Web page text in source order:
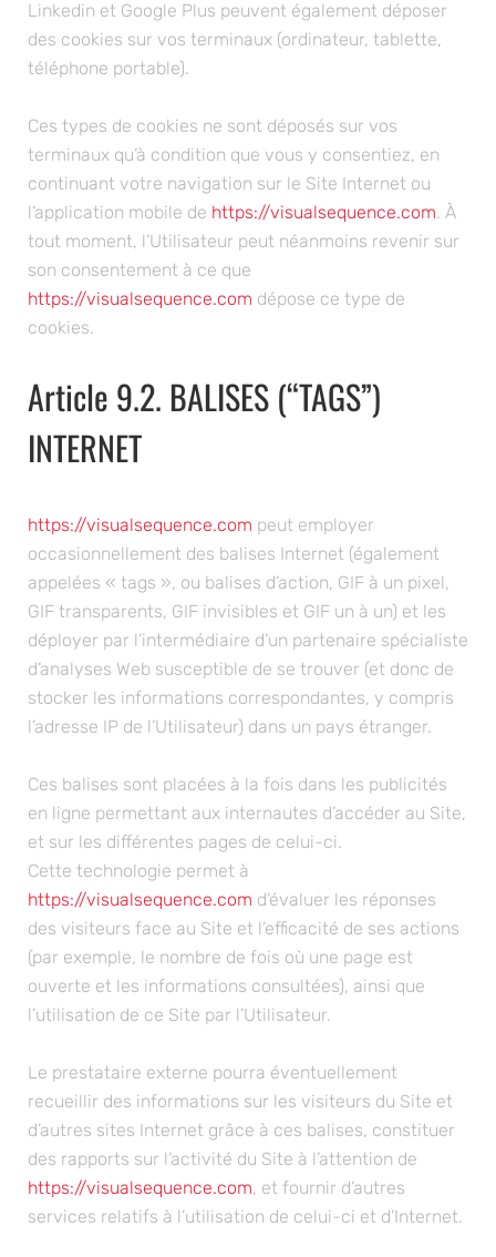
Linkedin et Google Plus peuvent également déposer
des cookies sur vos terminaux (ordinateur, tablette,
téléphone portable).
Ces types de cookies ne sont déposés sur vos
terminaux qu’à condition que vous y consentiez, en
continuant votre navigation sur le Site Internet ou
l’application mobile de https://visualsequence.com . À
tout moment, l’Utilisateur peut néanmoins revenir sur
son consentement à ce que
https://visualsequence.com dépose ce type de
cookies.
Article 9.2. BALISES (“TAGS”)
INTERNET
https://visualsequence.com peut employer
occasionnellement des balises Internet (également
appelées « tags », ou balises d’action, GIF à un pixel,
GIF transparents, GIF invisibles et GIF un à un) et les
déployer par l’intermédiaire d’un partenaire spécialiste
d’analyses Web susceptible de se trouver (et donc de
stocker les informations correspondantes, y compris
l’adresse IP de l’Utilisateur) dans un pays étranger.
Ces balises sont placées à la fois dans les publicités
en ligne permettant aux internautes d’accéder au Site,
et sur les différentes pages de celui-ci.
Cette technologie permet à
https://visualsequence.com d’évaluer les réponses
des visiteurs face au Site et l’efficacité de ses actions
(par exemple, le nombre de fois où une page est
ouverte et les informations consultées), ainsi que
l’utilisation de ce Site par l’Utilisateur.
Le prestataire externe pourra éventuellement
recueillir des informations sur les visiteurs du Site et
d’autres sites Internet grâce à ces balises, constituer
des rapports sur l’activité du Site à l’attention de
https://visualsequence.com , et fournir d’autres
services relatifs à l’utilisation de celui-ci et d’Internet.